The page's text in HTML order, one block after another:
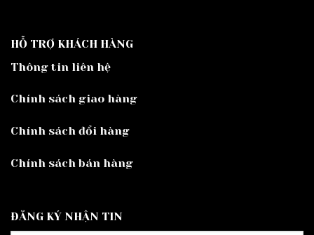
HỖ TRỢ KHÁCH HÀNG
Thông tin liên hệ
Chính sách giao hàng
Chính sách đổi hàng
Chính sách bán hàng
ĐĂNG KÝ NHẬN TIN